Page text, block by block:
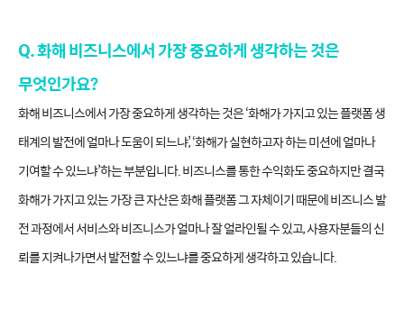
Q. 화해 비즈니스에서 가장 중요하게 생각하는 것은
무엇인가요?
화해 비즈니스에서 가장 중요하게 생각하는 것은 ‘화해가 가지고 있는 플랫폼 생
태계의 발전에 얼마나 도움이 되느냐’, ‘화해가 실현하고자 하는 미션에 얼마나
기여할 수 있느냐’하는 부분입니다. 비즈니스를 통한 수익화도 중요하지만 결국
화해가 가지고 있는 가장 큰 자산은 화해 플랫폼 그 자체이기 때문에 비즈니스 발
전 과정에서 서비스와 비즈니스가 얼마나 잘 얼라인될 수 있고, 사용자분들의 신
뢰를 지켜나가면서 발전할 수 있느냐를 중요하게 생각하고 있습니다.